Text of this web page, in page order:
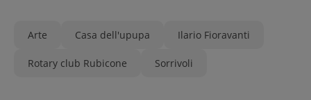
Arte Casa dell'upupa Ilario Fioravanti
Rotary club Rubicone Sorrivoli